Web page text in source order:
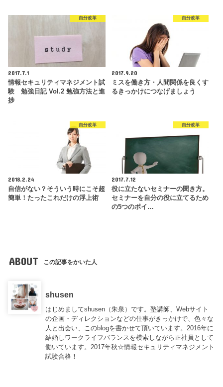
自分改革
2017.7.1
情報セキュリティマネジメント試
験 勉強日記 Vol.2 勉強方法と進
捗
自分改革
2017.9.20
ミスを働き方・人間関係を良くす
るきっかけにつなげましょう
自分改革
2018.2.24
自信がない？そういう時にこそ超
簡単！たったこれだけの浮上術
自分改革
2017.7.12
役に立たないセミナーの聞き方。
セミナーを自分の役に立てるため
の5つのポイ…
ABOUT この記事をかいた人
shusen
はじめましてshusen（朱泉）です。塾講師、Webサイト
の企画・ディレクションなどの仕事がきっかけで、色々な
人と出会い、このblogを書かせて頂いています。2016年に
結婚しワークライフバランスを模索しながら正社員として
働いています。2017年秋☆情報セキュリティマネジメント
試験合格！